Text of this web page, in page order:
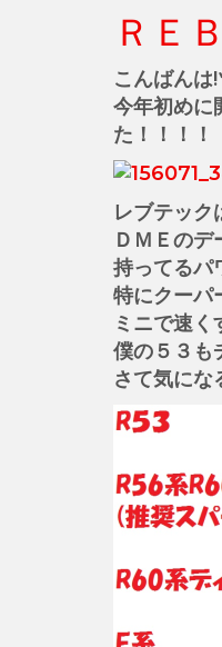
ＲＥ
こんばんは
今年初めに
た！！！！
レブテック
ＤＭＥの
持ってるパ
特にクーパ
ミニで速く
僕の５３も
さて気にな